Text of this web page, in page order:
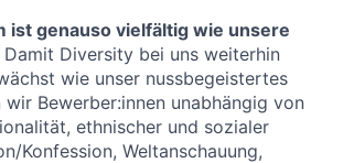
ist genauso vielfältig wie unsere
Damit Diversity bei uns weiterhin
wie unser nussbegeistertes
Bewerber:innen unabhängig von
ethnischer und sozialer
Konfession, Weltanschauung,